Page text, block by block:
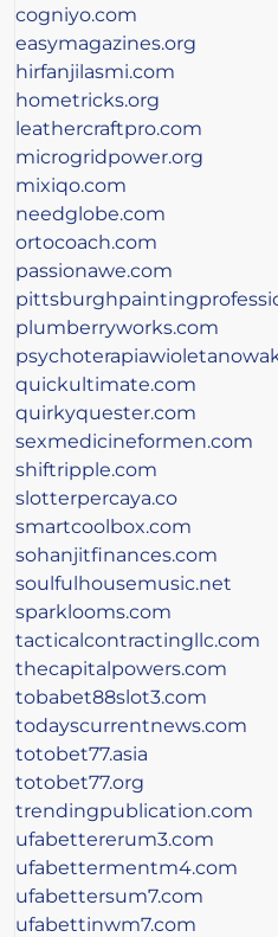
cogniyo.com
easymagazines.org
hirfanjilasmi.com
hometricks.org
leathercraftpro.com
microgridpower.org
mixiqo.com
needglobe.com
ortocoach.com
passionawe.com
plumberryworks.com
quickultimate.com
quirkyquester.com
sexmedicineformen.com
shiftripple.com
slotterpercaya.co
smartcoolbox.com
sohanjitfinances.com
soulfulhousemusic.net
sparklooms.com
tacticalcontractingllc.com
thecapitalpowers.com
tobabet88slot3.com
todayscurrentnews.com
totobet77.asia
totobet77.org
trendingpublication.com
ufabettererum3.com
ufabettermentm4.com
ufabettersum7.com
ufabettinwm7.com